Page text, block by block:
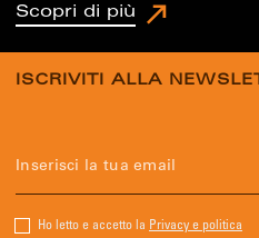
Scopri di più
ISCRIVITI ALLA
Ho letto e accetto la Privacy e politica